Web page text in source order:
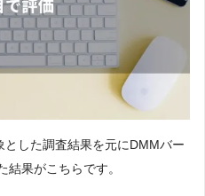
した調査結果を元にDMMバー
果がこちらです。